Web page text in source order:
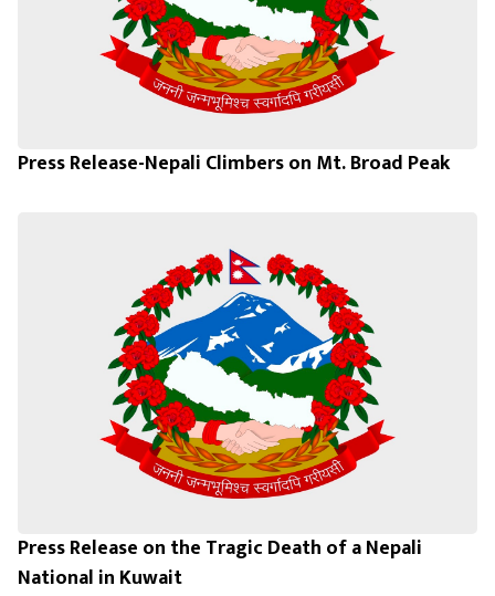
Press Release-Nepali Climbers on Mt. Broad Peak
Press Release on the Tragic Death of a Nepali
National in Kuwait